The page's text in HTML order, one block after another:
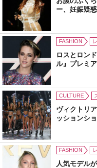
ー、妊娠疑
FASHION
ロスとロン
ル』プレミ
CULTURE
ヴィクトリ
ッションシ
FASHION
人気モデル